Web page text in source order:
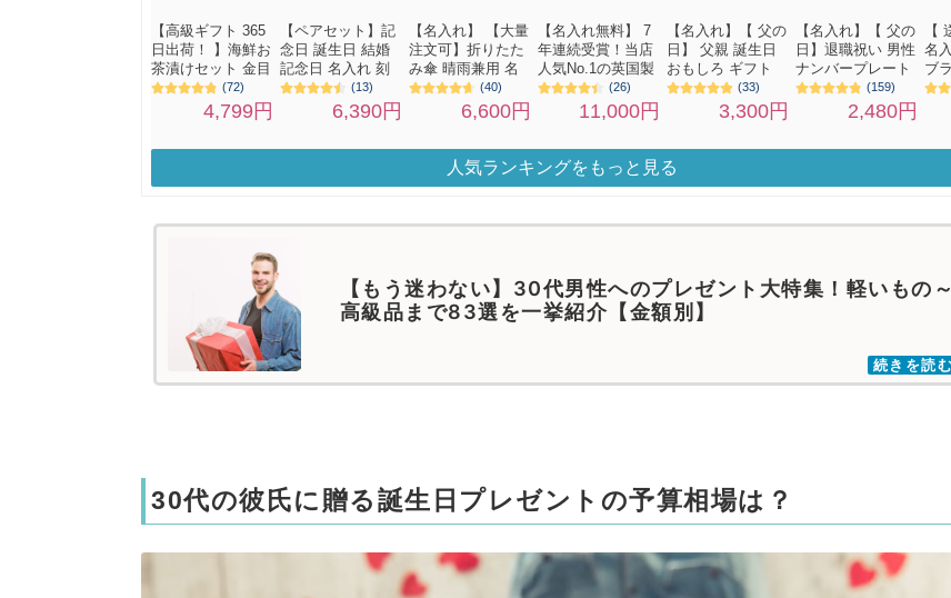
人気ランキングをもっと見る
【もう迷わない】30代男性へのプレゼント大特集！軽いもの～
高級品まで83選を一挙紹介【金額別】
30代の彼氏に贈る誕生日プレゼントの予算相場は？